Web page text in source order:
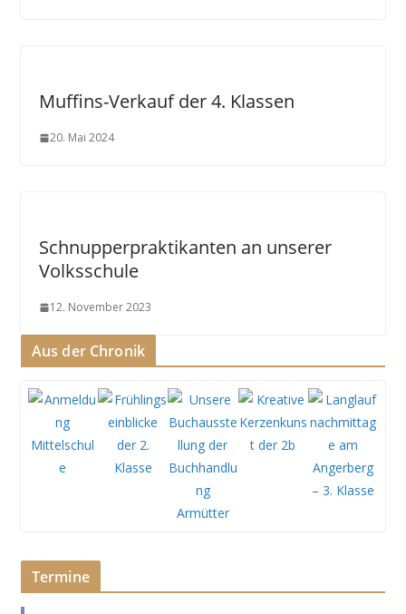
Muffins-Verkauf der 4. Klassen
20. Mai 2024
Schnupperpraktikanten an unserer
Volksschule
12. November 2023
Aus der Chronik
Termine